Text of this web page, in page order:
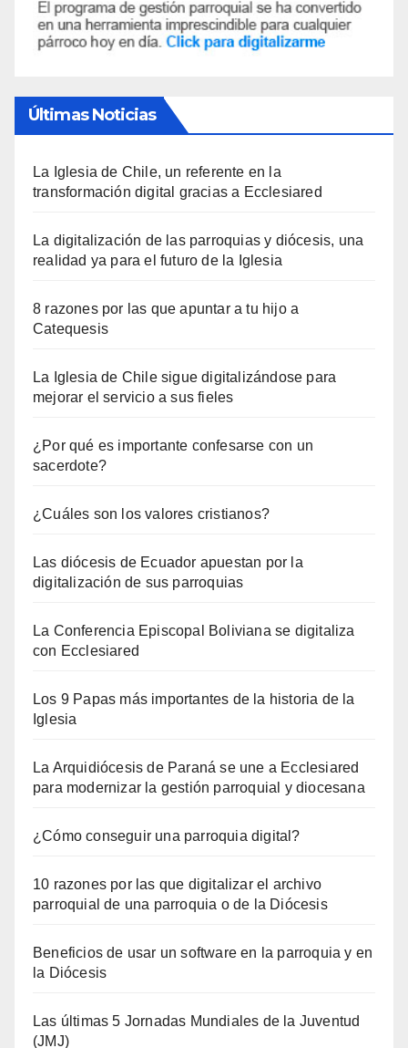
Últimas Noticias
La Iglesia de Chile, un referente en la
transformación digital gracias a Ecclesiared
La digitalización de las parroquias y diócesis, una
realidad ya para el futuro de la Iglesia
8 razones por las que apuntar a tu hijo a
Catequesis
La Iglesia de Chile sigue digitalizándose para
mejorar el servicio a sus fieles
¿Por qué es importante confesarse con un
sacerdote?
¿Cuáles son los valores cristianos?
Las diócesis de Ecuador apuestan por la
digitalización de sus parroquias
La Conferencia Episcopal Boliviana se digitaliza
con Ecclesiared
Los 9 Papas más importantes de la historia de la
Iglesia
La Arquidiócesis de Paraná se une a Ecclesiared
para modernizar la gestión parroquial y diocesana
¿Cómo conseguir una parroquia digital?
10 razones por las que digitalizar el archivo
parroquial de una parroquia o de la Diócesis
Beneficios de usar un software en la parroquia y en
la Diócesis
Las últimas 5 Jornadas Mundiales de la Juventud
(JMJ)